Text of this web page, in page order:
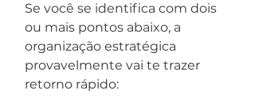
Se você se identifica com dois
ou mais pontos abaixo, a
organização estratégica
provavelmente vai te trazer
retorno rápido: